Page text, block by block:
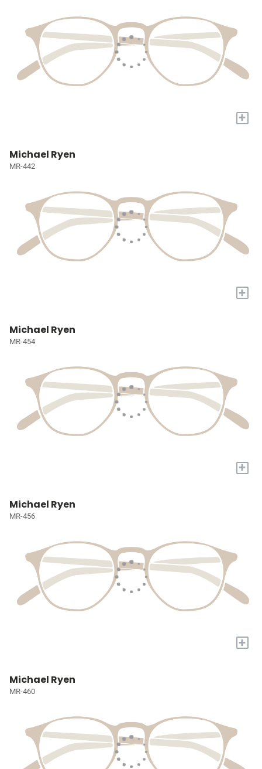
+
Michael Ryen
MR-442
+
Michael Ryen
MR-454
+
Michael Ryen
MR-456
+
Michael Ryen
MR-460